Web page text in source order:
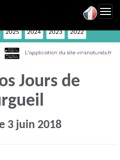
2025 2024 2023 2022
Jours de
3 juin 2018